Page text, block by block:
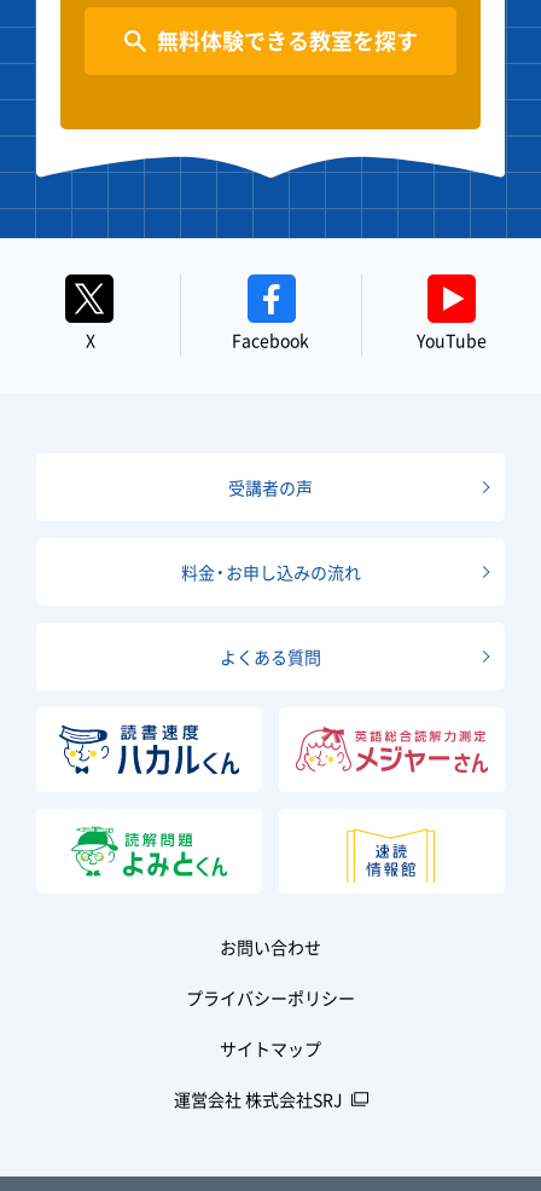
無料体験できる教室を探す
X Facebook YouTube
受講者の声
料金・お申し込みの流れ
よくある質問
お問い合わせ
プライバシーポリシー
サイトマップ
運営会社 株式会社SRJ